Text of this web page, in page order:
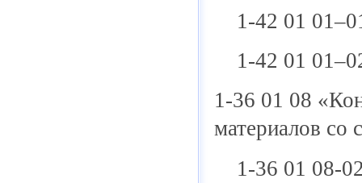
1-42 01
1-42 01
1-36 01 08
материалов со
1-36 01 08-02